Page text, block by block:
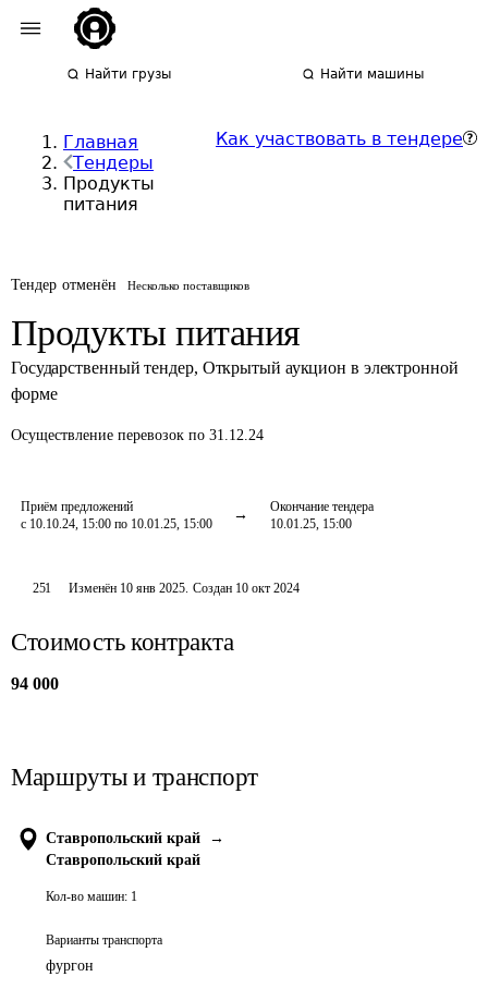
Найти грузы Найти машины
Главная
Тендеры
Продукты
питания
Как участвовать в тендере
Тендер отменён Несколько поставщиков
Продукты питания
Государственный тендер, Открытый аукцион в электронной
форме
Осуществление перевозок по 31.12.24
Приём предложений
с 10.10.24, 15:00 по 10.01.25, 15:00
Окончание тендера
10.01.25, 15:00
251 Изменён 10 янв 2025. Создан 10 окт 2024
Стоимость контракта
94 000
Маршруты и транспорт
Ставропольский край
→
Ставропольский край
Кол-во машин: 1
Варианты транспорта
фургон